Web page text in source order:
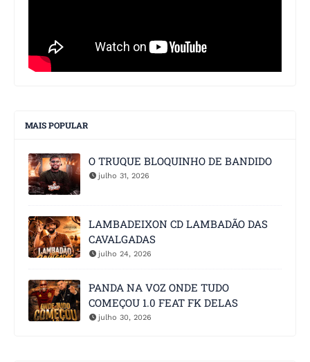
MAIS POPULAR
O TRUQUE BLOQUINHO DE BANDIDO
julho 31, 2026
LAMBADEIXON CD LAMBADÃO DAS
CAVALGADAS
julho 24, 2026
PANDA NA VOZ ONDE TUDO
COMEÇOU 1.0 FEAT FK DELAS
julho 30, 2026